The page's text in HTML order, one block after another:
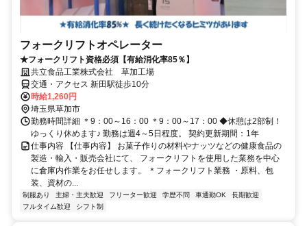
フォークリフトオペレーター
★フォークリフト資格必須【有給消化率85％】
共立食品工業株式会社 草加工場
交通・アクセス 新田駅徒歩10分
時給1,260円
埼玉県草加市
勤務時間詳細 ＊9：00～16：00 ＊9：00～17：00 ◆休憩は2部制！
ゆっくり休めます♪ 勤務は週4～5日程度。 契約更新期間：1年
仕事内容 【仕事内容】 お菓子作りの材料やナッツなどの健康食品の
製造・輸入・販売会社にて、 フォークリフトを使用した業務を中心
に倉庫内作業をお任せします。 ＊フォークリフト業務 ・原料、包
装、資材の...
制服あり 主婦・主夫歓迎 フリーター歓迎 学歴不問 車通勤OK
長期歓迎
フルタイム歓迎
シフト制